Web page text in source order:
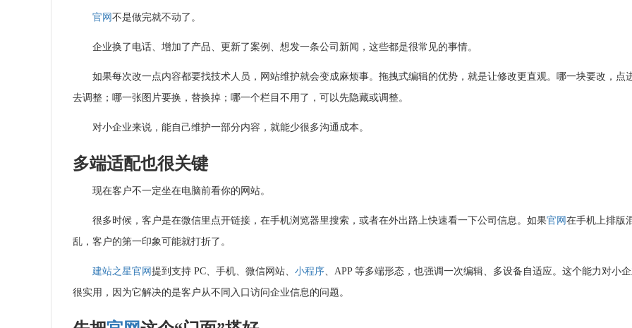
官网 不是做完就不动了。
企业换了电话、增加了产品、更新了案例、想发一条公司新闻，这些都是很常见的事情。
如果每次改一点内容都要找技术人员，网站维护就会变成麻烦事。拖拽式编辑的优势，就是让修改更直观。哪一块要改，点
去调整；哪一张图片要换，替换掉；哪一个栏目不用了，可以先隐藏或调整。
对小企业来说，能自己维护一部分内容，就能少很多沟通成本。
多端适配也很关键
现在客户不一定坐在电脑前看你的网站。
很多时候，客户是在微信里点开链接，在手机浏览器里搜索，或者在外出路上快速看一下公司信息。如果官网 在手机上排版
乱，客户的第一印象可能就打折了。
建站之星官网 提到支持 PC、手机、微信网站、 小程序、APP 等多端形态，也强调一次编辑、多设备自适应。这个能力对小
很实用，因为它解决的是客户从不同入口访问企业信息的问题。